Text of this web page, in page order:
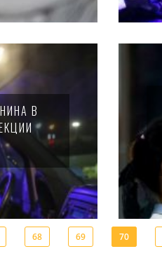
В
68 69 70